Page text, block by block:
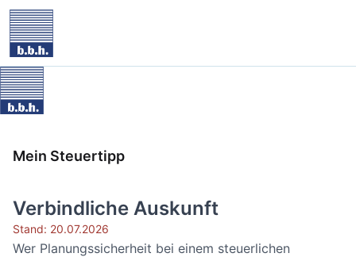
Mein Steuertipp
Verbindliche Auskunft
Stand: 20.07.2026
Wer Planungssicherheit bei einem steuerlichen